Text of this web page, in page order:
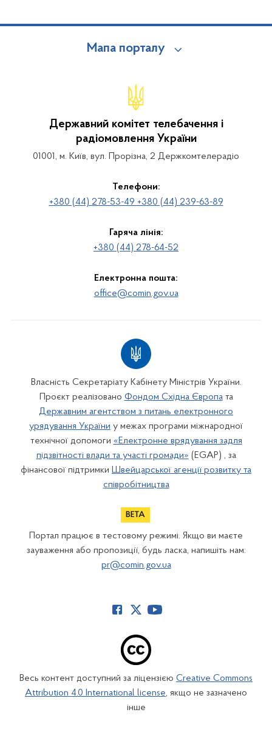
Мапа порталу
Державний комітет телебачення і
радіомовлення України
01001, м. Київ, вул. Прорізна, 2 Держкомтелерадіо
Телефони:
+380 (44) 278-53-49 +380 (44) 239-63-89
Гаряча лінія:
+380 (44) 278-64-52
Електронна пошта:
office@comin.gov.ua
Власність Секретаріату Кабінету Міністрів України.
Проєкт реалізовано Фондом Східна Європата
Державним агентством з питань електронного
урядування України у межах програми міжнародної
технічної допомоги «Електронне врядування задля
підзвітності влади та участі громади» (EGAP) , за
фінансової підтримки Швейцарської агенції розвитку та
співробітництва
Портал працює в тестовому режимі. Якщо ви маєте
зауваження або пропозиції, будь ласка, напишіть нам:
pr@comin.gov.ua
Весь контент доступний за ліцензією Creative Commons
Attribution 4.0 International license, якщо не зазначено
інше